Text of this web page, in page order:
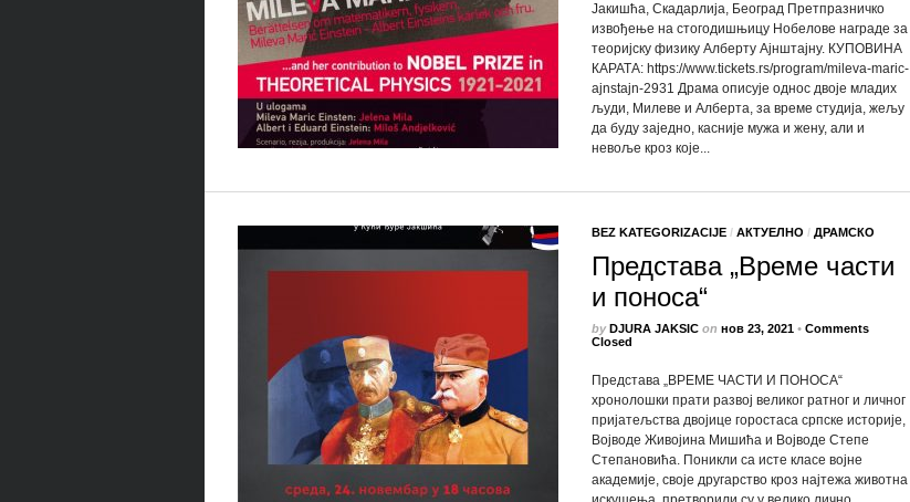
Јакишћа, Скадарлија, Београд Претпразничко
извођење на стогодишњицу Нобелове награде за
теоријску физику Алберту Ајнштајну. КУПОВИНА
КАРАТА: https://www.tickets.rs/program/mileva-maric-
ajnstajn-2931 Драма описује однос двоје младих
људи, Милеве и Алберта, за време студија, жељу
да буду заједно, касније мужа и жену, али и
невоље кроз које...
BEZ KATEGORIZACIJE/ АКТУЕЛНО / ДРАМСКО
Представа „Време части
и поноса“
byDJURA JAKSICon нов 23, 2021 • Comments
Closed
Представа „ВРЕМЕ ЧАСТИ И ПОНОСА“
хронолошки прати развој великог ратног и личног
пријатељства двојице горостаса српске историје,
Војводе Живојина Мишића и Војводе Степе
Степановића. Поникли са исте класе војне
академије, своје другарство кроз најтежа животна